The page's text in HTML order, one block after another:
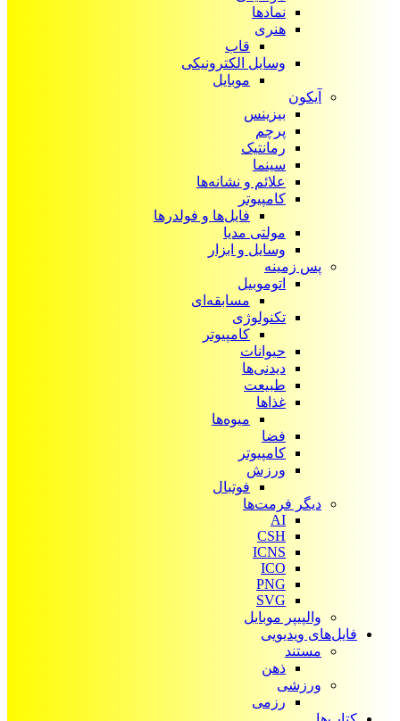
نمادها
هنری
قاب
وسایل الکترونیکی
موبایل
آیکون‌
بیزینس
پرچم
رمانتیک
سینما
علائم و نشانه‌ها
کامپیوتر
فایل‌ها و فولدرها
مولتی مدیا
وسایل و ابزار
پس زمینه
اتوموبیل
مسابقه‌ای
تکنولوژی
کامپیوتر
حیوانات
دیدنی‌ها
طبیعت
غذاها
میوه‌ها
فضا
کامپیوتر
ورزش
فوتبال
دیگر فرمت‌ها
AI
CSH
ICNS
ICO
PNG
SVG
والپیپر موبایل
فایل‌های ویدیویی
مستند
ذهن
ورزشی
رزمی